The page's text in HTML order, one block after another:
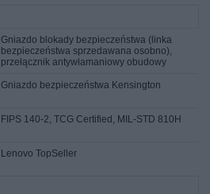
Gniazdo blokady bezpieczeństwa (linka
bezpieczeństwa sprzedawana osobno),
przełącznik antywłamaniowy obudowy
Gniazdo bezpieczeństwa Kensington
FIPS 140-2, TCG Certified, MIL-STD 810H
Lenovo TopSeller